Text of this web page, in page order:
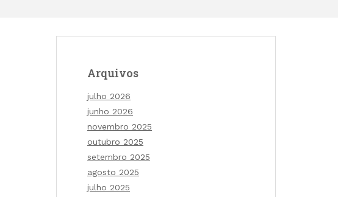
Arquivos
julho 2026
junho 2026
novembro 2025
outubro 2025
setembro 2025
agosto 2025
julho 2025